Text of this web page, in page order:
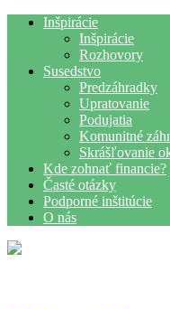
Inšpirácie
Inšpirácie
Rozhovory
Susedstvo
Predzáhradky
Upratovanie
Podujatia
Komunitné
Skrášľovanie
Kde zohnať financie?
Časté otázky
Podporné inštitúcie
O nás